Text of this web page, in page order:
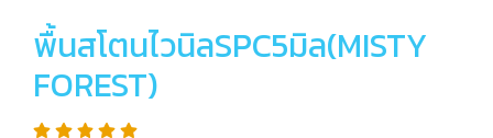
พื้นสโตนไวนิลSPC5มิล(MISTY
FOREST)